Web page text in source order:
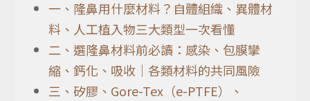
一、隆鼻用什麼材料？自體組織、異體材
料、人工植入物三大類型一次看懂
二、選隆鼻材料前必讀：感染、包膜攣
縮、鈣化、吸收｜各類材料的共同風險
三、矽膠、Gore-Tex（e-PTFE）、